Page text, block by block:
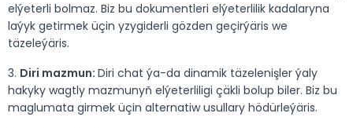
elýeterli bolmaz. Biz bu dokumentleri elýeterlilik kadalaryna
laýyk getirmek üçin yzygiderli gözden geçirýäris we
täzeleýäris.
3. Diri mazmun: Diri chat ýa-da dinamik täzelenişler ýaly
hakyky wagtly mazmunyň elýeterliligi çäkli bolup biler. Biz bu
maglumata girmek üçin alternatiw usullary hödürleýäris.